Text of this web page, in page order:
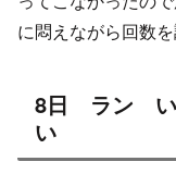
に悶えながら回数
8日 ラン い
い